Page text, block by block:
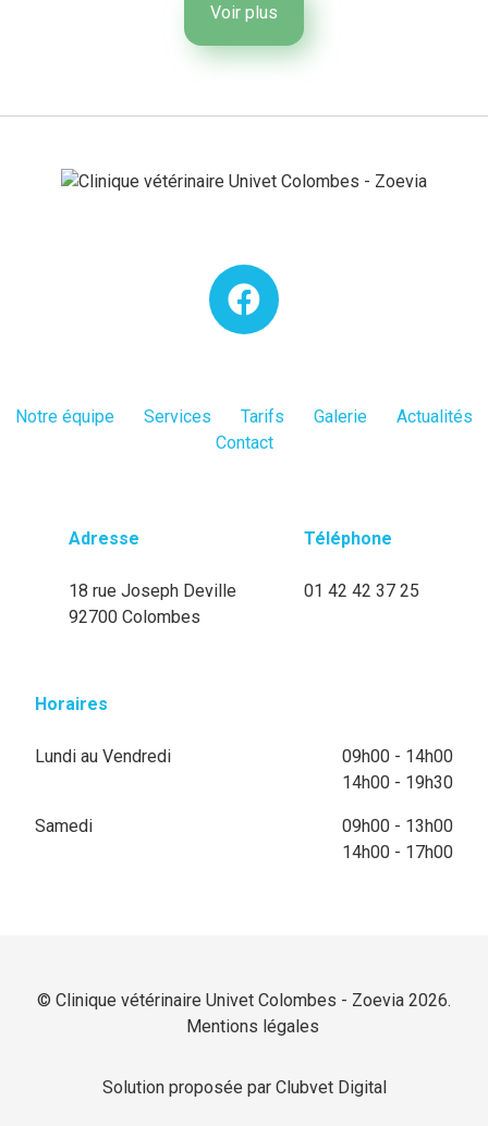
Voir plus
Notre équipe Services Tarifs Galerie
Actualités
Contact
Adresse
18 rue Joseph Deville
92700 Colombes
Téléphone
01 42 42 37 25
Horaires
Lundi au Vendredi
09h00 - 14h00
14h00 - 19h30
Samedi
09h00 - 13h00
14h00 - 17h00
© Clinique vétérinaire Univet Colombes - Zoevia 2026.
Mentions légales
Solution proposée par Clubvet Digital